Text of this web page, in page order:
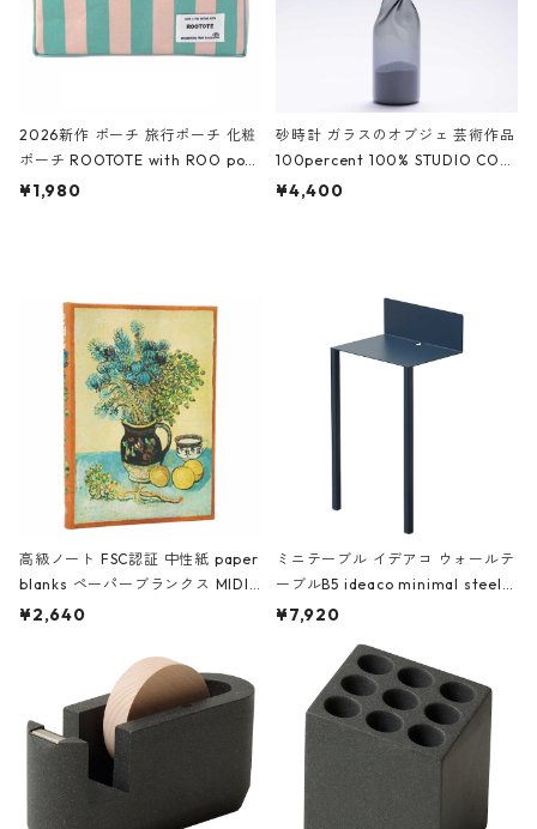
2026新作 ポーチ 旅行ポーチ 化粧
ポーチ ROOTOTE with ROO pou
ch 3532 ルートート WR.ポーチ.ラ
¥1,980
砂時計 ガラスのオブジェ 芸術作品
100percent 100% STUDIO COH
AKU Timeless 100パーセント ス
¥4,400
高級ノート FSC認証 中性紙 paper
blanks ペーパーブランクス MIDI
ハードカバー 罫線 ヴァン・ゴッホ
¥2,640
ミニテーブル イデアコ ウォールテ
ーブルB5 ideaco minimal steel f
urniture WALL Table B5 ネイビー
¥7,920